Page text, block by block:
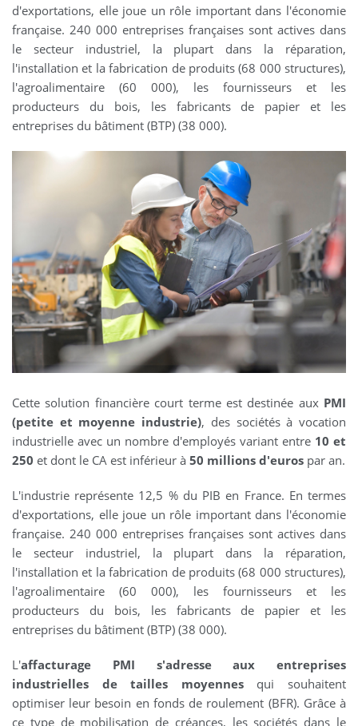
d'exportations, elle joue un rôle important dans l'économie
française. 240 000 entreprises françaises sont actives dans
le secteur industriel, la plupart dans la réparation,
l'installation et la fabrication de produits (68 000 structures),
l'agroalimentaire (60 000), les fournisseurs et les
producteurs du bois, les fabricants de papier et les
entreprises du bâtiment (BTP) (38 000).
Cette solution financière court terme est destinée aux PMI
(petite et moyenne industrie), des sociétés à vocation
industrielle avec un nombre d'employés variant entre 10 et
250 et dont le CA est inférieur à 50 millions d'euros par an.
L'industrie représente 12,5 % du PIB en France. En termes
d'exportations, elle joue un rôle important dans l'économie
française. 240 000 entreprises françaises sont actives dans
le secteur industriel, la plupart dans la réparation,
l'installation et la fabrication de produits (68 000 structures),
l'agroalimentaire (60 000), les fournisseurs et les
producteurs du bois, les fabricants de papier et les
entreprises du bâtiment (BTP) (38 000).
L'affacturage PMI s'adresse aux entreprises
industrielles de tailles moyennesqui souhaitent
optimiser leur besoin en fonds de roulement (BFR). Grâce à
ce type de mobilisation de créances, les sociétés dans le